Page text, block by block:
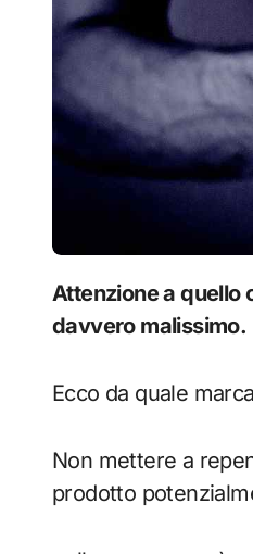
Attenzione a quello che metti nel carrello della spesa: questi fagioli in scatola fanno
davvero malissimo.
Ecco da quale
Non mettere a
prodotto